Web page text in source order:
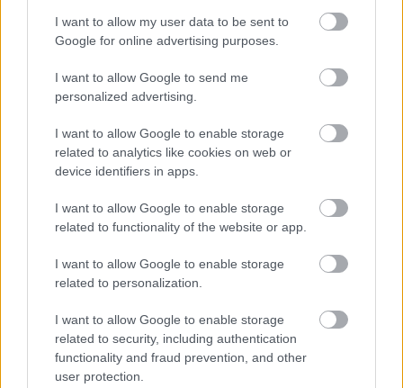
I want to allow my user data to be sent to
Google for online advertising purposes.
I want to allow Google to send me
personalized advertising.
I want to allow Google to enable storage
related to analytics like cookies on web or
device identifiers in apps.
I want to allow Google to enable storage
related to functionality of the website or app.
I want to allow Google to enable storage
related to personalization.
I want to allow Google to enable storage
related to security, including authentication
functionality and fraud prevention, and other
user protection.Hírlevél feliratkozás